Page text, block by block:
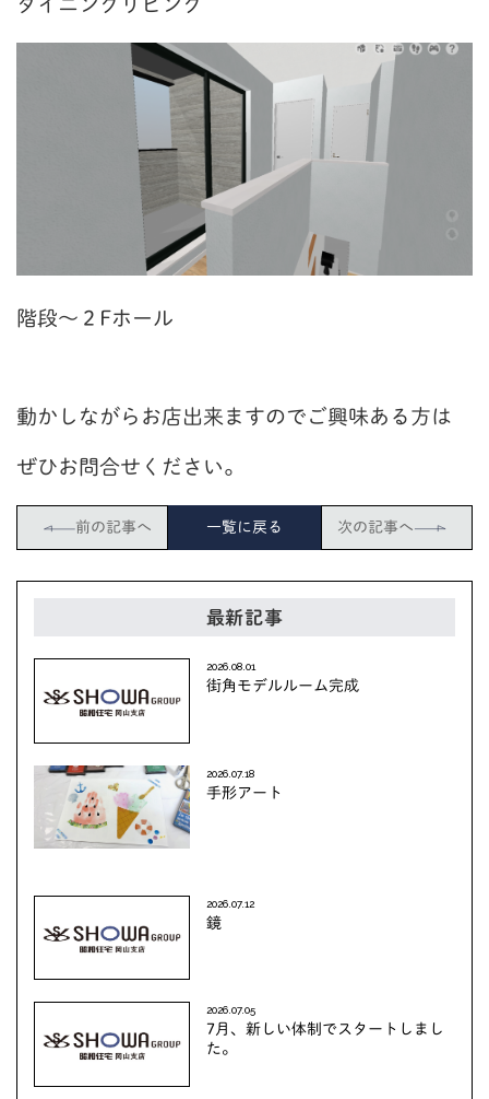
ダイニングリビング
階段～２Fホール
動かしながらお店出来ますのでご興味ある方は
ぜひお問合せください。
前の記事へ 一覧に戻る 次の記事へ
最新記事
2026.08.01
街角モデルルーム完成
2026.07.18
手形アート
2026.07.12
鏡
2026.07.05
7月、新しい体制でスタートしまし
た。